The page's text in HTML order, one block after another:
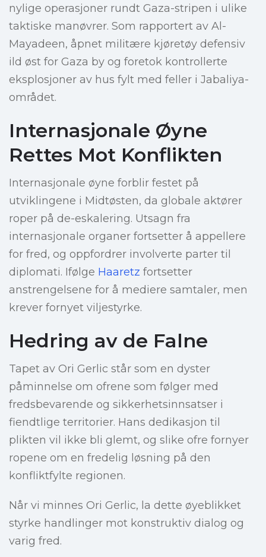
nylige operasjoner rundt Gaza-stripen i ulike
taktiske manøvrer. Som rapportert av Al-
Mayadeen, åpnet militære kjøretøy defensiv
ild øst for Gaza by og foretok kontrollerte
eksplosjoner av hus fylt med feller i Jabaliya-
området.
Internasjonale Øyne
Rettes Mot Konflikten
Internasjonale øyne forblir festet på
utviklingene i Midtøsten, da globale aktører
roper på de-eskalering. Utsagn fra
internasjonale organer fortsetter å appellere
for fred, og oppfordrer involverte parter til
diplomati. Ifølge Haaretz fortsetter
anstrengelsene for å mediere samtaler, men
krever fornyet viljestyrke.
Hedring av de Falne
Tapet av Ori Gerlic står som en dyster
påminnelse om ofrene som følger med
fredsbevarende og sikkerhetsinnsatser i
fiendtlige territorier. Hans dedikasjon til
plikten vil ikke bli glemt, og slike ofre fornyer
ropene om en fredelig løsning på den
konfliktfylte regionen.
Når vi minnes Ori Gerlic, la dette øyeblikket
styrke handlinger mot konstruktiv dialog og
varig fred.